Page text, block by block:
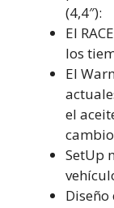
(4,4″):
El
los
El
el
SetUp
Diseño